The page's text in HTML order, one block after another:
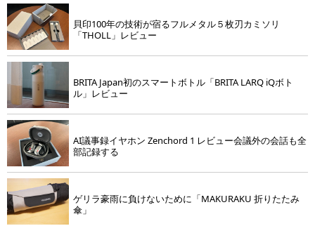
貝印100年の技術が宿るフルメタル５枚刃カミソリ
「THOLL」レビュー
BRITA Japan初のスマートボトル「BRITA LARQ iQボト
ル」レビュー
AI議事録イヤホン Zenchord 1 レビュー会議外の会話も全
部記録する
ゲリラ豪雨に負けないために「MAKURAKU 折りたたみ
傘」